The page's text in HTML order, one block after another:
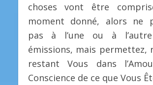
choses vont être
moment donné, alors ne
pas à l’une ou à
émissions, mais permettez,
restant Vous dans
Conscience de ce que Vous